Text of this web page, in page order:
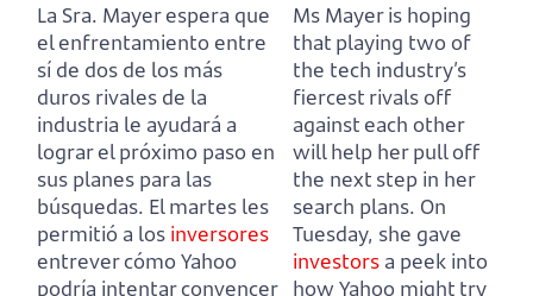
La Sra. Mayer espera que
el enfrentamiento entre
sí de dos de los más
duros rivales de la
industria le ayudará a
lograr el próximo paso en
sus planes para las
búsquedas. El martes les
permitió a los inversores
entrever cómo Yahoo
podría intentar convencer
Ms Mayer is hoping
that playing two of
the tech industry’s
fiercest rivals off
against each other
will help her pull off
the next step in her
search plans. On
Tuesday, she gave
investors a peek into
how Yahoo might try